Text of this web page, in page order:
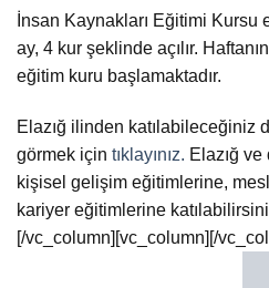
İnsan Kaynakları Eğitimi
ay, 4 kur şeklinde açılır.
eğitim kuru başlamaktadır.
Elazığ ilinden katılabileceğiniz
görmek için tıklayınız. Elazığ
kişisel gelişim eğitimlerine,
kariyer eğitimlerine
[/vc_column][vc_column][/